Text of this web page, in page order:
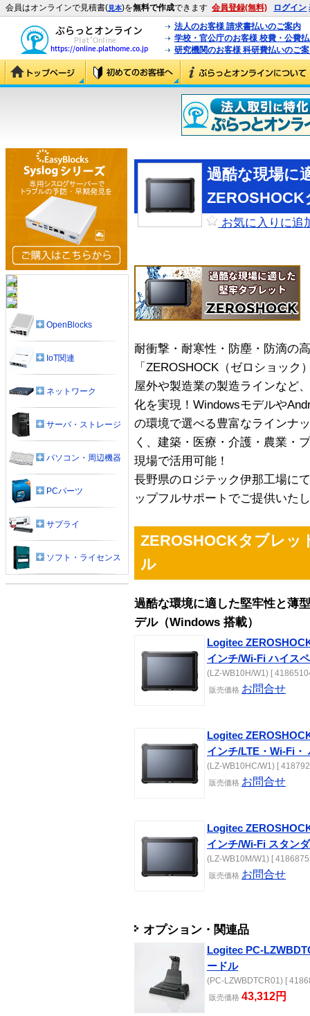
会員はオンラインで見積書(見本)を無料で作成できます 会員登録(無料) ログイン
法人のお客様 請求書払いのご案内
学校・官公庁のお客様 校費・公費
研究機関のお客様 科研費払いのご
過酷な現場に
お気に入りに追
耐衝撃・耐寒性・防塵・防滴の
「ZEROSHOCK（ゼロショック
屋外や製造業の製造ラインなど
化を実現！Windowsモデルや
の環境で選べる豊富なラインナ
く、建築・医療・介護・農業・
現場で活用可能！
長野県のロジテック伊那工場に
ップフルサポートでご提供いた
ZEROSHOCKタブレッ
ル
過酷な環境に適した堅牢性と薄
デル（Windows 搭載）
Logitec
インチ/Wi-Fi ハイス
(LZ-WB10H/W1) [
販売価格 お問合せ
Logitec
インチ/LTE・Wi-Fi・
(LZ-WB10HC/W1) [
販売価格 お問合せ
Logitec
インチ/Wi-Fi スタン
(LZ-WB10M/W1) [
販売価格 お問合せ
オプション・関連品
Logitec PC-
ードル
(PC-LZWBDTCR01) [
販売価格 43,312円
OpenBlocks
IoT関連
ネットワーク
サーバ・ストレージ
パソコン・周辺機器
PCパーツ
サプライ
ソフト・ライセンス